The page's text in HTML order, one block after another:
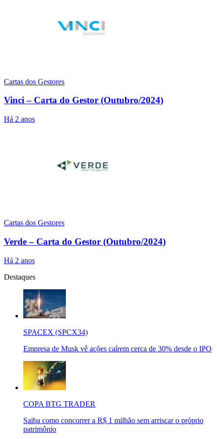
Cartas dos Gestores
Vinci – Carta do Gestor (Outubro/2024)
Há 2 anos
Cartas dos Gestores
Verde – Carta do Gestor (Outubro/2024)
Há 2 anos
Destaques
SPACEX (SPCX34)
Empresa de Musk vê ações caírem cerca de 30% desde o IPO
COPA BTG TRADER
Saiba como concorrer a R$ 1 milhão sem arriscar o próprio
patrimônio